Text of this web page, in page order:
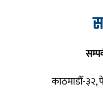
काठमाडौँ-३२,